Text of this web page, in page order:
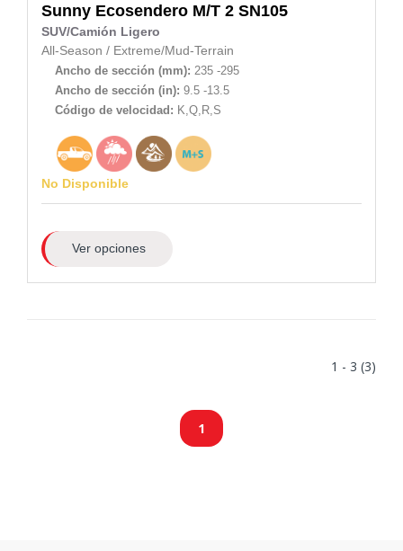
Sunny Ecosendero M/T 2 SN105
SUV/Camión Ligero
All-Season / Extreme/Mud-Terrain
Ancho de sección (mm): 235 -295
Ancho de sección (in): 9.5 -13.5
Código de velocidad: K,Q,R,S
No Disponible
Ver opciones
1 - 3 (3)
1